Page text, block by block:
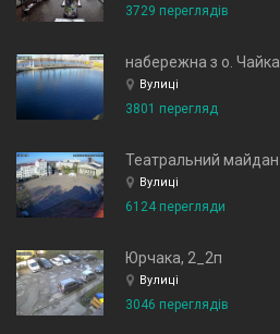
3729 переглядів
набережна з о. Чайка
Вулиці
3801 перегляд
Театральний майдан
Вулиці
6124 перегляди
Юрчака, 2_2п
Вулиці
3046 переглядів